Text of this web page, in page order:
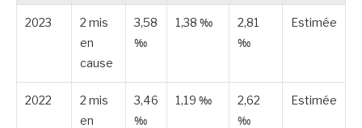
2023
2 mis
en
cause
3,58
‰
1,38 ‰
2,81
‰
Estimée
2022
2 mis
en
3,46
‰
1,19 ‰
2,62
‰
Estimée